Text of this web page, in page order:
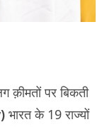
पर बिकती
भारत के 19 राज्यों